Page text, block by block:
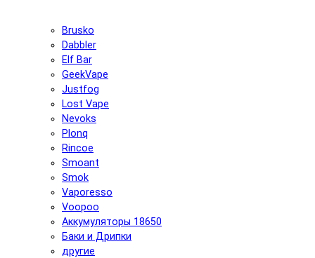
Brusko
Dabbler
Elf Bar
GeekVape
Justfog
Lost Vape
Nevoks
Plonq
Rincoe
Smoant
Smok
Vaporesso
Voopoo
Аккумуляторы 18650
Баки и Дрипки
другие